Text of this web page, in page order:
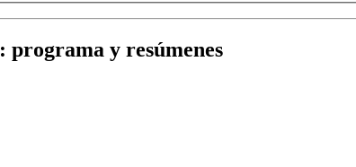
: programa y resúmenes